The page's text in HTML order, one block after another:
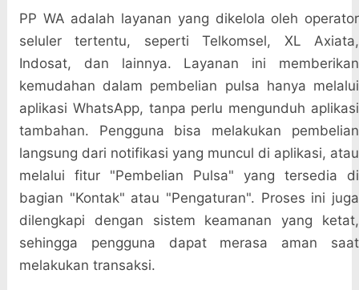
PP WA adalah layanan yang dikelola oleh operator
seluler tertentu, seperti Telkomsel, XL Axiata,
Indosat, dan lainnya. Layanan ini memberikan
kemudahan dalam pembelian pulsa hanya melalui
aplikasi WhatsApp, tanpa perlu mengunduh aplikasi
tambahan. Pengguna bisa melakukan pembelian
langsung dari notifikasi yang muncul di aplikasi, atau
melalui fitur "Pembelian Pulsa" yang tersedia di
bagian "Kontak" atau "Pengaturan". Proses ini juga
dilengkapi dengan sistem keamanan yang ketat,
sehingga pengguna dapat merasa aman saat
melakukan transaksi.